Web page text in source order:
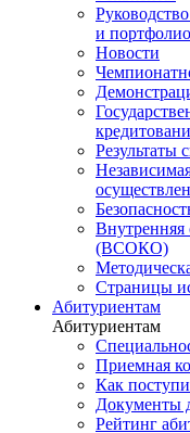
и
Новости
Результаты
Внутренняя
(ВСОКО)
Страницы
Абитуриентам
Абитуриентам
Приемная
Как
Документы
Рейтинг